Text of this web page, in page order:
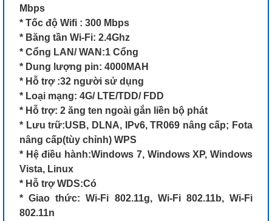
Mbps
* Tốc độ Wifi : 300 Mbps
* Băng tần Wi-Fi: 2.4Ghz
* Cổng LAN/ WAN:1 Cổng
* Dung lượng pin: 4000MAH
* Hỗ trợ :32 người sử dụng
* Loại mạng: 4G/ LTE/TDD/ FDD
* Hỗ trợ: 2 ăng ten ngoài gắn liền bộ phát
* Lưu trữ:USB, DLNA, IPv6, TR069 nâng cấp; Fota
nâng cấp(tùy chỉnh) WPS
* Hệ điều hành:Windows 7, Windows XP, Windows
Vista, Linux
* Hỗ trợ WDS:Có
* Giao thức: Wi-Fi 802.11g, Wi-Fi 802.11b, Wi-Fi
802.11n